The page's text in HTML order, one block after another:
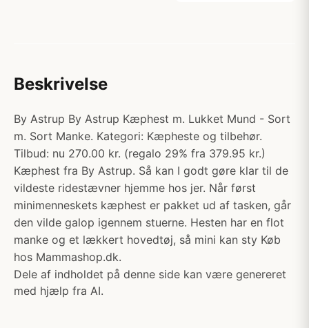
Beskrivelse
By Astrup By Astrup Kæphest m. Lukket Mund - Sort
m. Sort Manke. Kategori: Kæpheste og tilbehør.
Tilbud: nu 270.00 kr. (regalo 29% fra 379.95 kr.)
Kæphest fra By Astrup. Så kan I godt gøre klar til de
vildeste ridestævner hjemme hos jer. Når først
minimenneskets kæphest er pakket ud af tasken, går
den vilde galop igennem stuerne. Hesten har en flot
manke og et lækkert hovedtøj, så mini kan sty Køb
hos Mammashop.dk.
Dele af indholdet på denne side kan være genereret
med hjælp fra AI.